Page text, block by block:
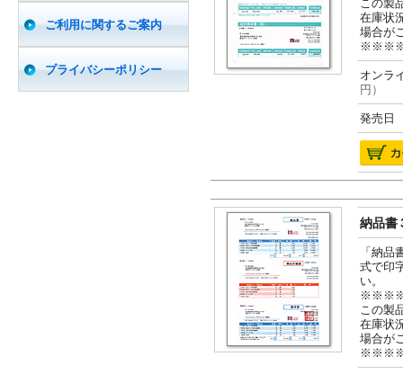
ご利用に関するご案内
プライバシーポリシー
この製
在庫状
場合が
オン
円）
発売日
納品書
「納
式で印
い。
この製
在庫状
場合が